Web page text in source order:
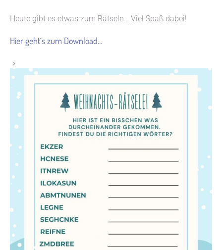
Heute gibt es etwas zum Rätseln… Viel Spaß dabei!
Hier geht´s zum Download…